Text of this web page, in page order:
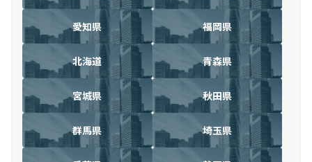
愛知県 福岡県
北海道 青森県
宮城県 秋田県
群馬県 埼玉県